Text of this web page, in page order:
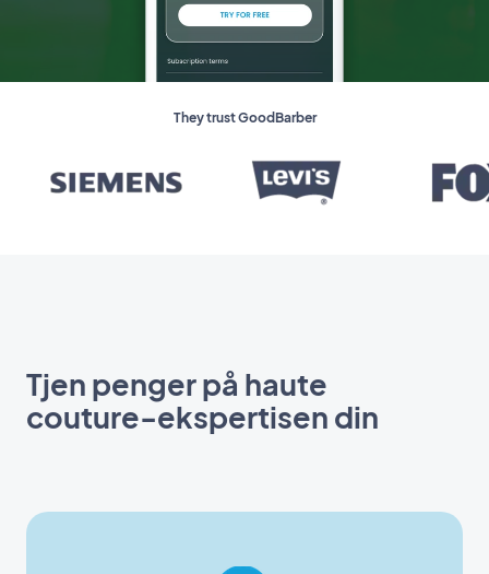
They trust GoodBarber
Tjen penger på haute
couture-ekspertisen din